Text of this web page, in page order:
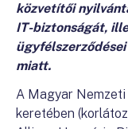
közvetítői
IT-biztonságát,
miatt.
A Magyar Nemzeti
keretében